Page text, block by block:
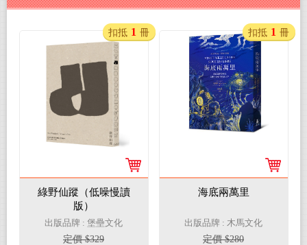
綠野仙蹤（低噪慢讀
版）
出版品牌 : 堡壘文化
定價 $329
扣抵 1 冊
海底兩萬里
出版品牌 : 木馬文化
定價 $280
扣抵 1 冊